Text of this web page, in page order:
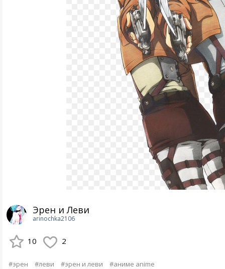
Эрен и Леви
arinochka2106
10 2
#эрен #леви #эрен и леви #аниме anime